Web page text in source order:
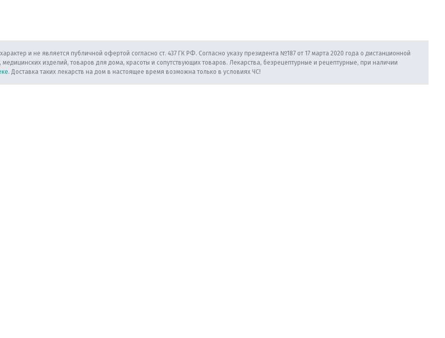
и не является публичной офертой согласно ст. 437 ГК РФ. Согласно указу президента №187 от 17 марта 2020 года о дистанционной
изделий, товаров для дома, красоты и сопутствующих товаров. Лекарства, безрецептурные и рецептурные, при наличии
. Доставка таких лекарств на дом в настоящее время возможна только в условиях ЧС!